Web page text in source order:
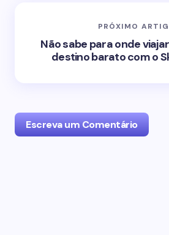
PRÓXIMO
Não sabe para onde
destino barato com o
Escreva um Comentário